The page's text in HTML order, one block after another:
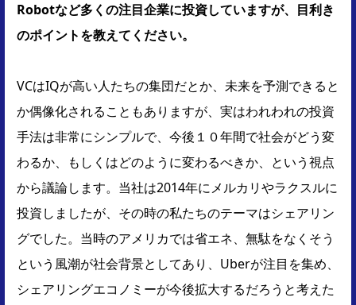
Robotなど多くの注目企業に投資していますが、目利き
のポイントを教えてください。
VCはIQが高い人たちの集団だとか、未来を予測できると
か偶像化されることもありますが、実はわれわれの投資
手法は非常にシンプルで、今後１０年間で社会がどう変
わるか、もしくはどのように変わるべきか、という視点
から議論します。当社は2014年にメルカリやラクスルに
投資しましたが、その時の私たちのテーマはシェアリン
グでした。当時のアメリカでは省エネ、無駄をなくそう
という風潮が社会背景としてあり、Uberが注目を集め、
シェアリングエコノミーが今後拡大するだろうと考えた